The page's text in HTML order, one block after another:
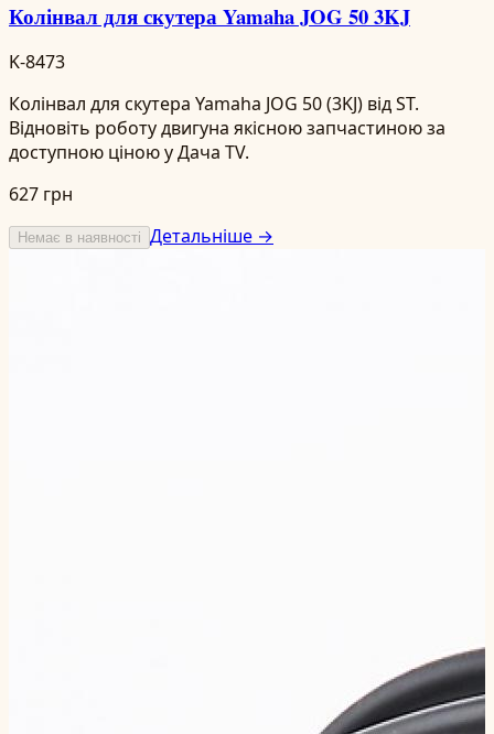
Колінвал для скутера Yamaha JOG 50 3KJ
K-8473
Колінвал для скутера Yamaha JOG 50 (3KJ) від ST.
Відновіть роботу двигуна якісною запчастиною за
доступною ціною у Дача TV.
627 грн
Немає в наявності Детальніше →